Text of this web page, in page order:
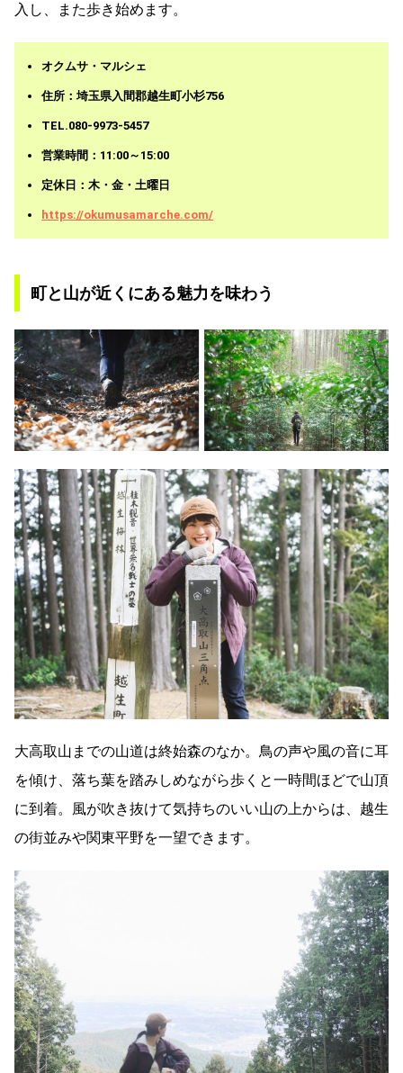
入し、また歩き始めます。
オクムサ・マルシェ
住所：埼玉県入間郡越生町小杉756
TEL.080-9973-5457
営業時間：11:00～15:00
定休日：木・金・土曜日
https://okumusamarche.com/
町と山が近くにある魅力を味わう
大高取山までの山道は終始森のなか。鳥の声や風の音に耳
を傾け、落ち葉を踏みしめながら歩くと一時間ほどで山頂
に到着。風が吹き抜けて気持ちのいい山の上からは、越生
の街並みや関東平野を一望できます。